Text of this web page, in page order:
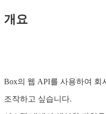
개요
Box의 웹 API를 사용하여 회
조작하고 싶습니다.